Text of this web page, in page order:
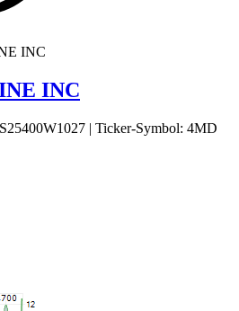
INC
| Ticker-Symbol: 4MD